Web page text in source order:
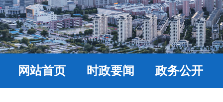
网站首页 时政要闻 政务公开